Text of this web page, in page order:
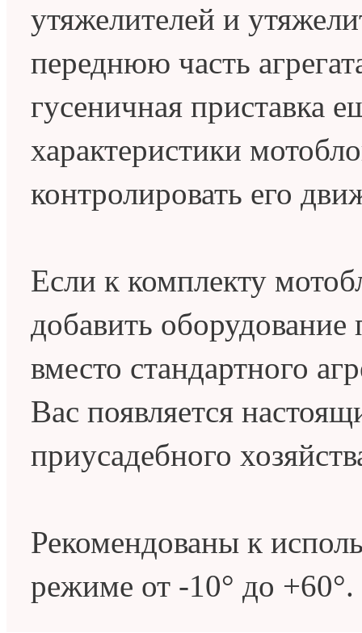
утяжелителей и
переднюю часть
гусеничная приставка
характеристики
контролировать его
Если к комплекту
добавить
вместо стандартного
Вас появляется
приусадебного
Рекомендованы к
режиме от -10° до +60°.